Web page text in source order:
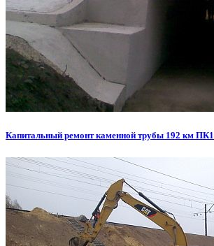
Капитальный ремонт каменной трубы 192 км ПК1